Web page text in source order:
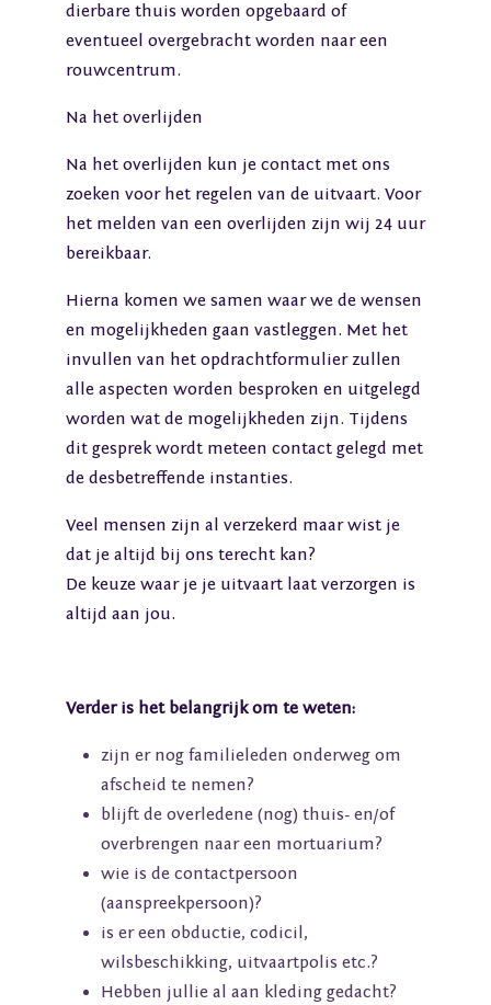
dierbare thuis worden opgebaard of
eventueel overgebracht worden naar een
rouwcentrum.
Na het overlijden
Na het overlijden kun je contact met ons
zoeken voor het regelen van de uitvaart. Voor
het melden van een overlijden zijn wij 24 uur
bereikbaar.
Hierna komen we samen waar we de wensen
en mogelijkheden gaan vastleggen. Met het
invullen van het opdrachtformulier zullen
alle aspecten worden besproken en uitgelegd
worden wat de mogelijkheden zijn. Tijdens
dit gesprek wordt meteen contact gelegd met
de desbetreffende instanties.
Veel mensen zijn al verzekerd maar wist je
dat je altijd bij ons terecht kan?
De keuze waar je je uitvaart laat verzorgen is
altijd aan jou.
Verder is het belangrijk om te weten:
zijn er nog familieleden onderweg om
afscheid te nemen?
blijft de overledene (nog) thuis- en/of
overbrengen naar een mortuarium?
wie is de contactpersoon
(aanspreekpersoon)?
is er een obductie, codicil,
wilsbeschikking, uitvaartpolis etc.?
Hebben jullie al aan kleding gedacht?